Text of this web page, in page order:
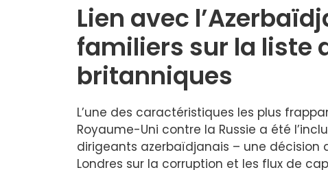
Lien avec
familiers sur la liste
britanniques
L’une des caractéristiques les plus
Royaume-Uni contre la Russie a été
dirigeants azerbaïdjanais – une
Londres sur la corruption et les flux de